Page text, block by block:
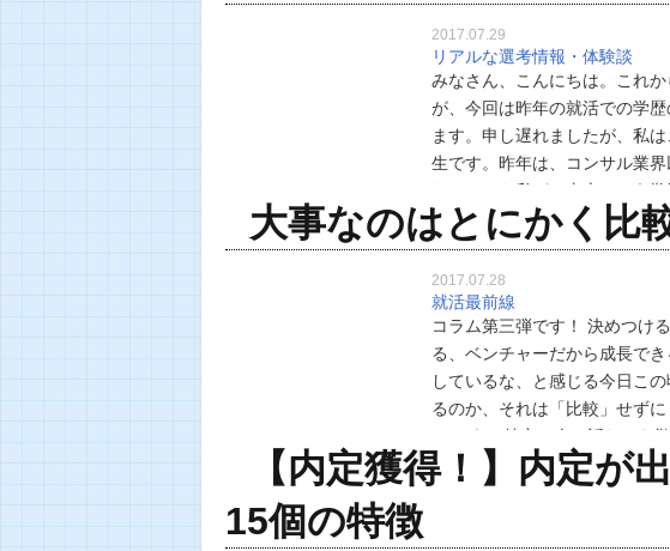
2017.07.29
リアルな選考情報・体験談
みなさん、こんにちは。これ
が、今回は昨年の就活での学
ます。申し遅れましたが、私
生です。昨年は、コンサル業
た。そんな私が、東大という
て起こった弊害について書き
大事なのはとにかく比
2017.07.28
就活最前線
コラム第三弾です！ 決めつけ
る、ベンチャーだから成長で
しているな、と感じる今日こ
るのか、それは「比較」せず
か。 ある特定の人の話だけを
や漠然としたイメージに縛ら
【内定獲得！】内定が
15個の特徴